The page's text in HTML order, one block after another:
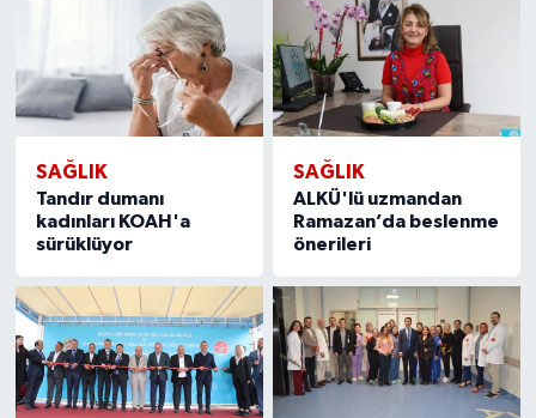
SAĞLIK
Tandır dumanı
kadınları KOAH'a
sürüklüyor
SAĞLIK
ALKÜ'lü uzmandan
Ramazan’da beslenme
önerileri